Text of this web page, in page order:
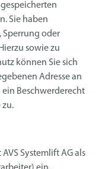
Sie haben
Sperrung oder
sowie zu
können Sie sich
Adresse an
ein Beschwerderecht
zu.
Systemlift AG als